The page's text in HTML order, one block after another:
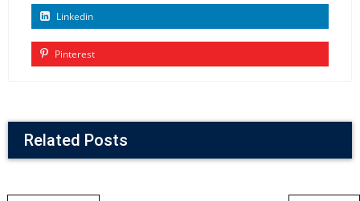
Linkedin
Pinterest
Related Posts